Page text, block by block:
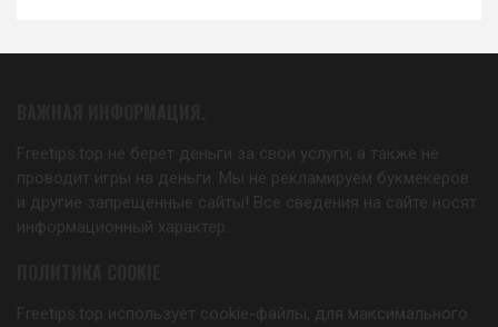
Freetips.top не берет деньги за свои услуги, а также не
проводит игры на деньги. Мы не рекламируем букмекеров
и другие запрещенные сайты! Все сведения на сайте носят
информационный характер.
Freetips.top использует cookie-файлы, для максимального